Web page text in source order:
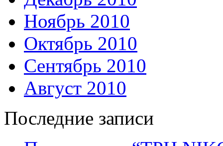
Ноябрь 2010
Октябрь 2010
Сентябрь 2010
Август 2010
Последние записи